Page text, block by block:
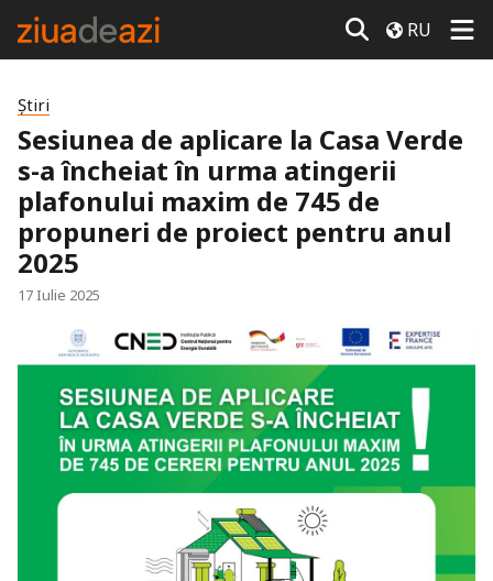
RU
Știri
Sesiunea de aplicare la Casa Verde
s-a încheiat în urma atingerii
plafonului maxim de 745 de
propuneri de proiect pentru anul
2025
17 Iulie 2025